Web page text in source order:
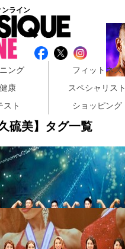
ライン
ング
フィットネス
康
スペシャリスト
スト
ショッピング
硫美】タグ一覧